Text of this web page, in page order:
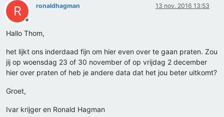
R
Offline
ronaldhagman 13 nov. 2016 13:53
Hallo Thom,
het lijkt ons inderdaad fijn om hier even over te gaan praten. Zou
jij op woensdag 23 of 30 november of op vrijdag 2 december
hier over praten of heb je andere data dat het jou beter uitkomt?
Groet,
Ivar krijger en Ronald Hagman